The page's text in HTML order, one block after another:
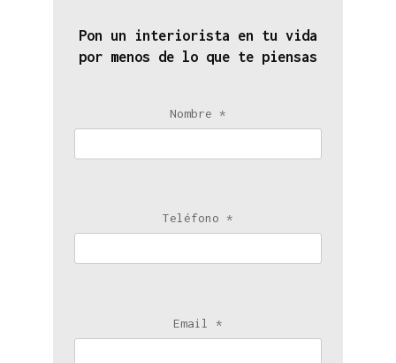
Pon un interiorista en tu vida
por menos de lo que te piensas
Nombre *
Teléfono *
Email *